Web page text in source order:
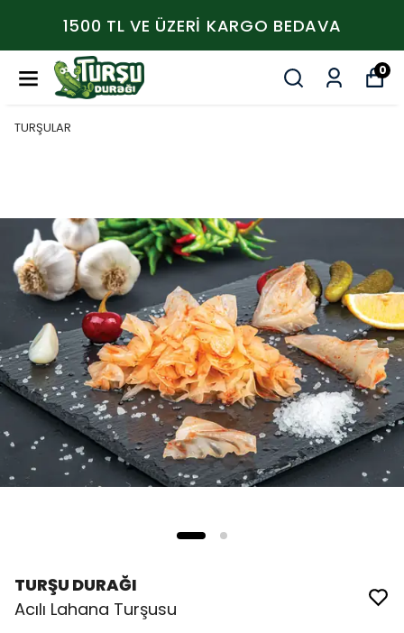
1500 TL VE ÜZERİ KARGO BEDAVA
0
TURŞULAR
TURŞU DURAĞI
Acılı Lahana Turşusu